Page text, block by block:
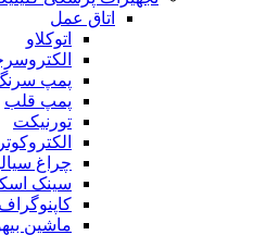
اتاق عمل
اتوکلاو
پمپ
پمپ قلب
تورنیکت
الکتروکوتر
چراغ
سینک
کاپنوگراف
ماشین